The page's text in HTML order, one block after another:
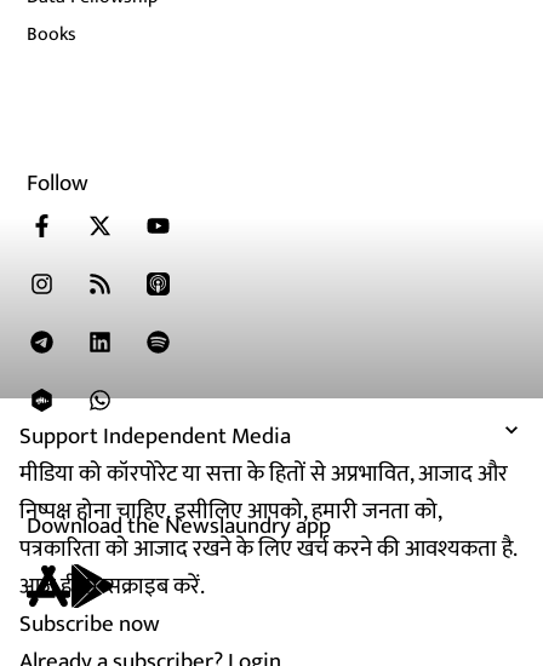
Support Independent Media
मीडिया को कॉरपोरेट या सत्ता के हितों से अप्रभावित, आजाद और
निष्पक्ष होना चाहिए. इसीलिए आपको, हमारी जनता को,
पत्रकारिता को आजाद रखने के लिए खर्च करने की आवश्यकता है.
आज ही सब्सक्राइब करें.
Subscribe now
Books
Follow
Download the Newslaundry app